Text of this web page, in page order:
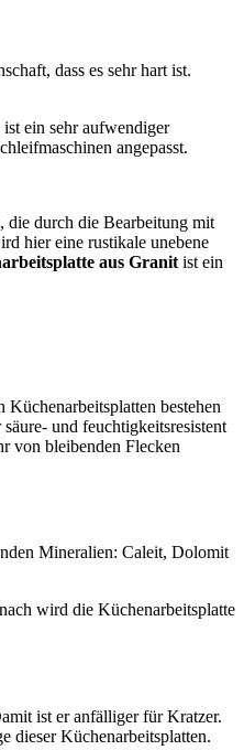
dass es sehr hart ist.
ein sehr aufwendiger
angepasst.
die durch die Bearbeitung mit
hier eine rustikale unebene
aus Granit ist ein
bestehen
und feuchtigkeitsresistent
von bleibenden Flecken
Mineralien: Caleit, Dolomit
wird die Küchenarbeitsplatte
ist er anfälliger für Kratzer.
dieser Küchenarbeitsplatten.